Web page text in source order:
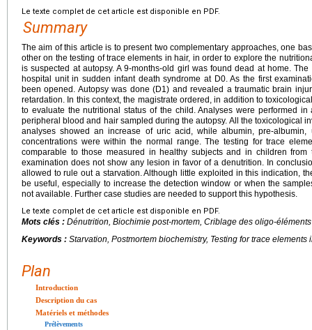
Le texte complet de cet article est disponible en PDF.
Summary
The aim of this article is to present two complementary approaches, one
other on the testing of trace elements in hair, in order to explore the
is suspected at autopsy. A 9-months-old girl was found dead at home.
hospital unit in sudden infant death syndrome at D0. As the first
been opened. Autopsy was done (D1) and revealed a traumatic brain
retardation. In this context, the magistrate ordered, in addition to
to evaluate the nutritional status of the child. Analyses were performed
peripheral blood and hair sampled during the autopsy. All the toxicological
analyses showed an increase of uric acid, while albumin, pre-albumin,
concentrations were within the normal range. The testing for trace
comparable to those measured in healthy subjects and in children
examination does not show any lesion in favor of a denutrition. In
allowed to rule out a starvation. Although little exploited in this indication,
be useful, especially to increase the detection window or when the
not available. Further case studies are needed to support this hypothesis.
Le texte complet de cet article est disponible en PDF.
Mots clés : Dénutrition, Biochimie post-mortem, Criblage des oligo-éléments
Keywords : Starvation, Postmortem biochemistry, Testing for trace elements
Plan
Introduction
Description du cas
Matériels et méthodes
Prélèvements